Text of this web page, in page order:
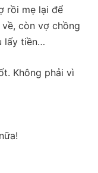
rồi mẹ lại để
còn vợ chồng
lấy tiền…
Không phải vì